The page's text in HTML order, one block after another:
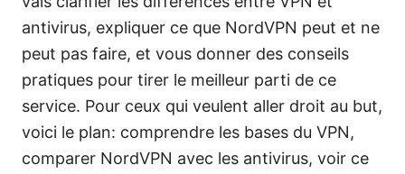
antivirus, expliquer ce que NordVPN peut et ne
peut pas faire, et vous donner des conseils
pratiques pour tirer le meilleur parti de ce
service. Pour ceux qui veulent aller droit au but,
voici le plan: comprendre les bases du VPN,
comparer NordVPN avec les antivirus, voir ce